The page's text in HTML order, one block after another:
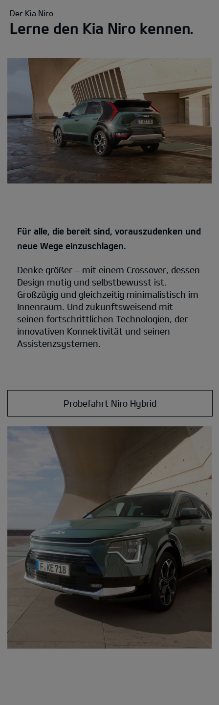
Konnektivität
360°-Darstellung
Ausstattungslinien
Der Kia Niro
Lerne den Kia Niro kennen.
Für alle, die bereit sind, vorauszudenken und
neue Wege einzuschlagen.
Denke größer – mit einem Crossover, dessen
Design mutig und selbstbewusst ist.
Großzügig und gleichzeitig minimalistisch im
Innenraum. Und zukunftsweisend mit
seinen fortschrittlichen Technologien, der
innovativen Konnektivität und seinen
Assistenzsystemen.
Probefahrt Niro Hybrid